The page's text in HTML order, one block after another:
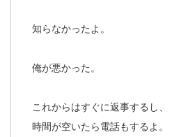
知らなかったよ。
俺が悪かった。
これからはすぐに返事するし、
時間が空いたら電話もするよ。